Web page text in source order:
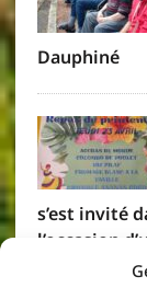
Dauphiné
s’est invité
l’occasion
des
personnel